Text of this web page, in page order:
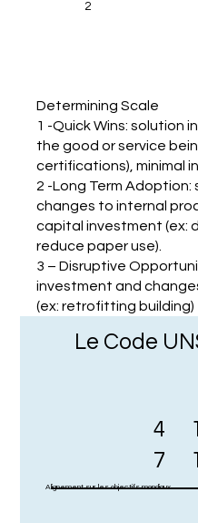
2
Determining Scale
1 -Quick Wins: solution
the good or service
certifications), minimal
2 -Long Term Adoption:
changes to internal
capital investment (ex:
reduce paper use).
3 – Disruptive
investment and
(ex: retrofitting building)
Le Code
Alignement sur les objectifs mondiaux
4
7
1
1